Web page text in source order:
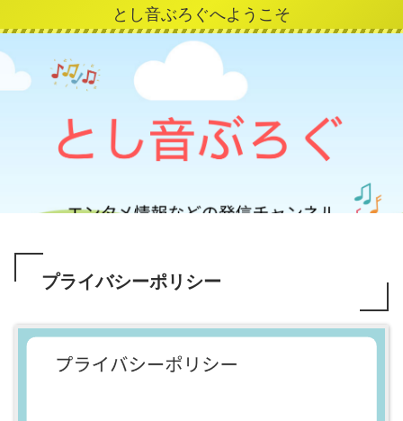
とし音ぶろぐへようこそ
プライバシーポリシー